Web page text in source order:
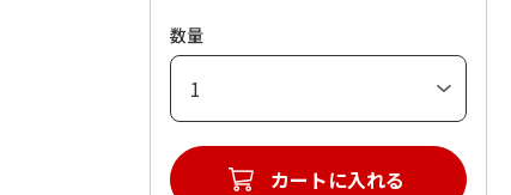
数量
カートに入れる